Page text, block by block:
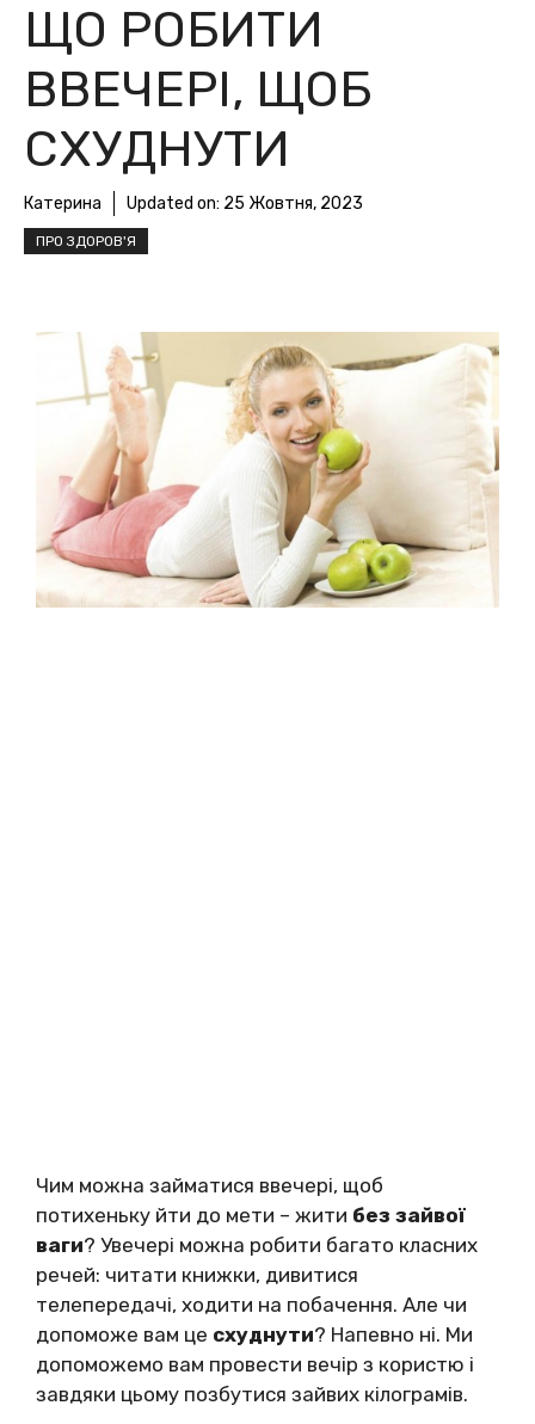
ЩО РОБИТИ
ВВЕЧЕРІ, ЩОБ
СХУДНУТИ
Катерина Updated on: 25 Жовтня, 2023
ПРО ЗДОРОВ'Я
Чим можна займатися ввечері, щоб
потихеньку йти до мети – жити без зайвої
ваги? Увечері можна робити багато класних
речей: читати книжки, дивитися
телепередачі, ходити на побачення. Але чи
допоможе вам це схуднути? Напевно ні. Ми
допоможемо вам провести вечір з користю і
завдяки цьому позбутися зайвих кілограмів.